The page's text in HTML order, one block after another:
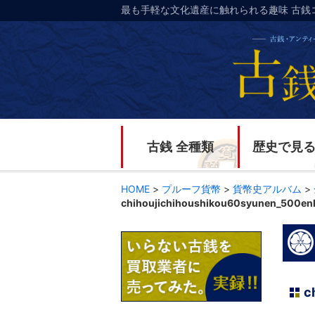
最も手軽な文化遺産に触れられる趣味 古銭
古銭 全種類 歴史で見
HOME > プルーフ貨幣 > 貨幣史アルバム >